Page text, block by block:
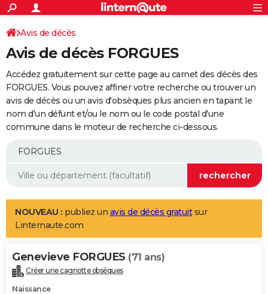
ACTUALITÉS
Politique
Société
Faits Divers
Education
Monde
Villes
+
SPORT
Coupe du monde 2026
Football
Tennis
Cyclisme
Rugby
Forum
Programme TV
TNT
Streaming
Cinéma
Sorties cinéma
Musique
+
FINANCE
Retraite
Epargne
Immobilier
Risques naturels par ville
Banque
Assurance
AUTO
Essais
Réserver un essai
Citadines
Berlines
SUV
Forum auto
+
Mobiles
Meilleur smartphone
Internet
Ordinateurs
Jeux vidéo
Guide high-tech
Aménagement intérieur
LIFESTYLE
Art de vivre
Bien-être
Loisirs
Mode
Modes de vie
Alimentation
Guide de la santé
Maladies
Médicaments
Sommeil
VOYAGE
Destinations
City break
Voyage nature
Voyage de noces
Forum
Climat
+PHOTO
Avis de décès
Avis de décès FORGUES
Accédez gratuitement sur cette page au carnet des décès des
FORGUES. Vous pouvez affiner votre recherche ou trouver un
avis de décès ou un avis d'obsèques plus ancien en tapant le
nom d'un défunt et/ou le nom ou le code postal d'une
commune dans le moteur de recherche ci-dessous.
NOUVEAU : publiez un avis de décès gratuitsur
Linternaute.com
Genevieve FORGUES (71 ans)
Créer une cagnotte obsèques
Naissance